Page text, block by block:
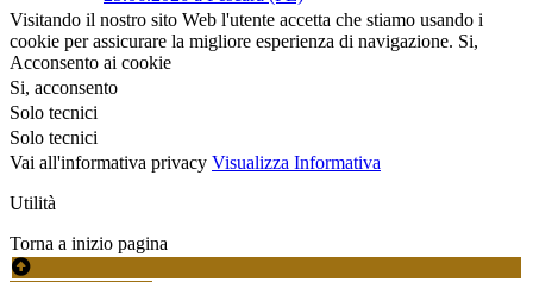
Visitando il nostro sito Web l'utente accetta che stiamo usando i
cookie per assicurare la migliore esperienza di navigazione. Si,
Acconsento ai cookie
Si, acconsento
Solo tecnici
Solo tecnici
Vai all'informativa privacy Visualizza Informativa
Utilità
Torna a inizio pagina